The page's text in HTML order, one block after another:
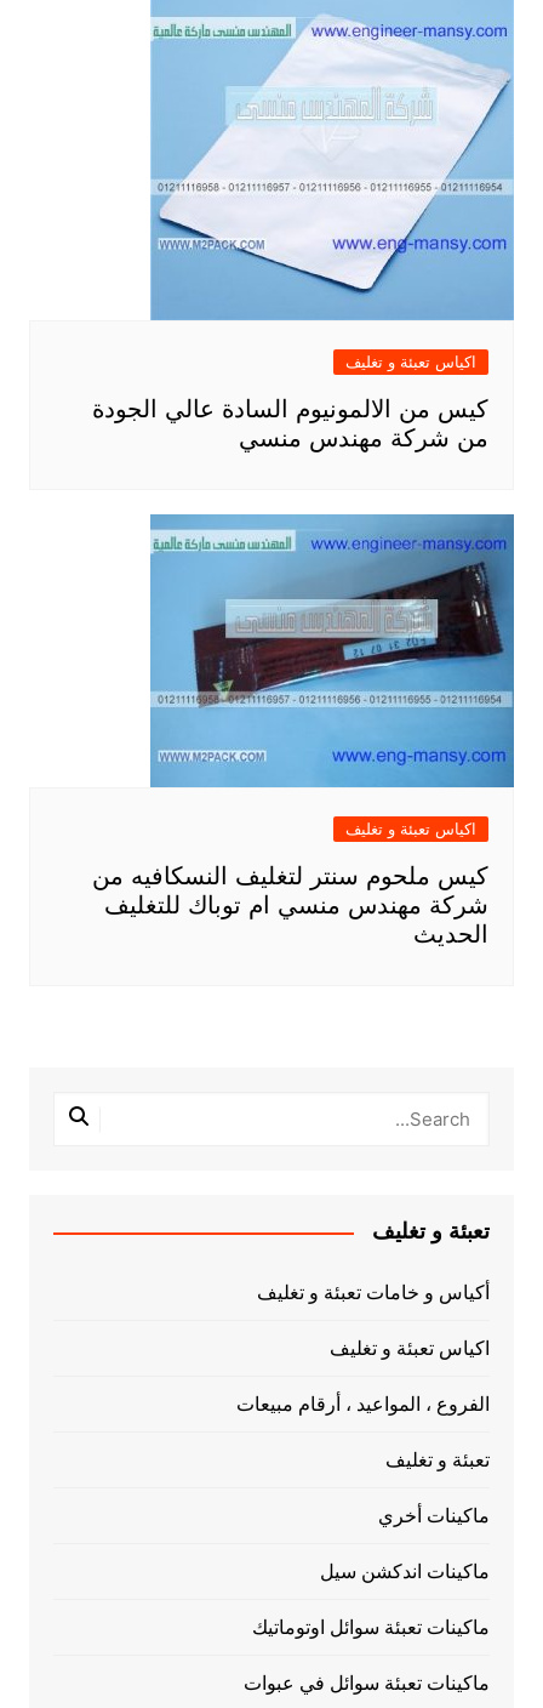
اكياس تعبئة و تغليف
كيس من الالمونيوم السادة عالي الجودة
من شركة مهندس منسي
اكياس تعبئة و تغليف
كيس ملحوم سنتر لتغليف النسكافيه من
شركة مهندس منسي ام توباك للتغليف
الحديث
تعبئة و تغليف
أكياس و خامات تعبئة و تغليف
اكياس تعبئة و تغليف
الفروع ، المواعيد ، أرقام مبيعات
تعبئة و تغليف
ماكينات أخري
ماكينات اندكشن سيل
ماكينات تعبئة سوائل اوتوماتيك
ماكينات تعبئة سوائل في عبوات